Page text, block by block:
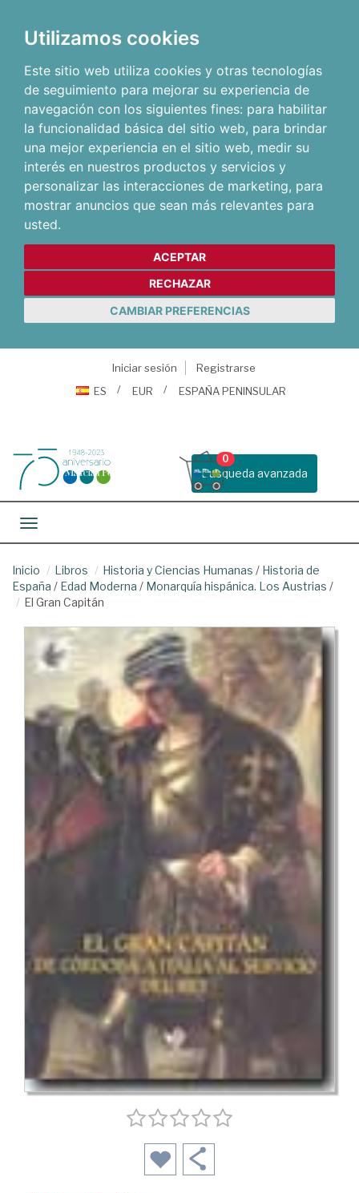
Utilizamos cookies
Este sitio web utiliza cookies y otras tecnologías
de seguimiento para mejorar su experiencia de
navegación con los siguientes fines: para habilitar
la funcionalidad básica del sitio web, para brindar
una mejor experiencia en el sitio web, medir su
interés en nuestros productos y servicios y
personalizar las interacciones de marketing, para
mostrar anuncios que sean más relevantes para
usted.
ACEPTAR
RECHAZAR
CAMBIAR PREFERENCIAS
Iniciar sesión
Registrarse
ES
EUR ESPAÑA PENINSULAR
Busqueda avanzada
0
Toggle navigation
Inicio Libros Historia y Ciencias Humanas / Historia de
España / Edad Moderna / Monarquía hispánica. Los Austrias /
El Gran Capitán